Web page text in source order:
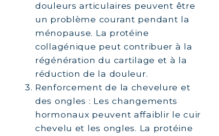
douleurs articulaires peuvent être
un problème courant pendant la
ménopause. La protéine
collagénique peut contribuer à la
régénération du cartilage et à la
réduction de la douleur.
Renforcement de la chevelure et
des ongles : Les changements
hormonaux peuvent affaiblir le cuir
chevelu et les ongles. La protéine